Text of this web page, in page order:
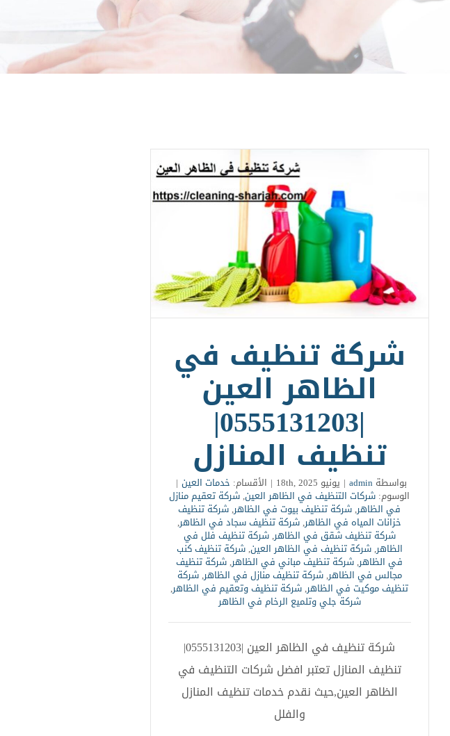
شركة تنظيف في
الظاهر العين
|0555131203|
تنظيف المنازل
بواسطةadmin
| يونيو 18th, 2025 | الأقسام: خدمات العين |
الوسوم: شركات التنظيف في الظاهر العين,شركة تعقيم منازل
في الظاهر,شركة تنظيف بيوت في الظاهر,شركة تنظيف
خزانات المياه في الظاهر,شركة تنظيف سجاد في الظاهر,
شركة تنظيف شقق في الظاهر,شركة تنظيف فلل في
الظاهر,شركة تنظيف في الظاهر العين,شركة تنظيف كنب
في الظاهر,شركة تنظيف مباني في الظاهر,شركة تنظيف
مجالس في الظاهر,شركة تنظيف منازل في الظاهر,شركة
تنظيف موكيت في الظاهر,شركة تنظيف وتعقيم في الظاهر,
شركة جلي وتلميع الرخام في الظاهر
شركة تنظيف في الظاهر العين |0555131203|
تنظيف المنازل تعتبر افضل شركات التنظيف في
الظاهر العين,حيث نقدم خدمات تنظيف المنازل
والفلل